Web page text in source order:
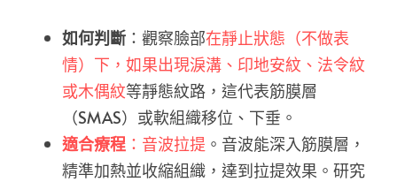
如何判斷 ：觀察臉部在靜止狀態（不做表
情）下，如果出現淚溝、印地安紋、法令紋
或木偶紋等靜態紋路，這代表筋膜層
（SMAS）或軟組織移位、下垂。
適合療程 ：音波拉提 。音波能深入筋膜層，
精準加熱並收縮組織，達到拉提效果。研究